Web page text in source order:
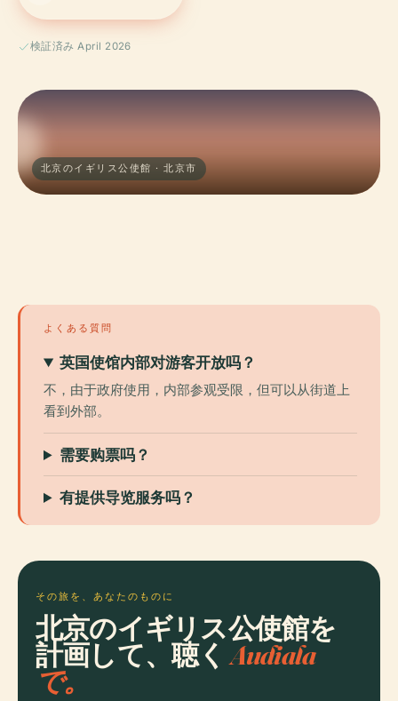
検証済み April 2026
北京のイギリス公使館 · 北京市
よくある質問
英国使馆内部对游客开放吗？
不，由于政府使用，内部参观受限，但可以从街道上
看到外部。
需要购票吗？
有提供导览服务吗？
その旅を、あなたのものに
北京のイギリス公使館を
計画して、聴くAudiala
で。